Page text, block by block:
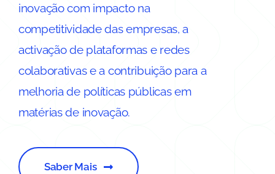
inovação com impacto na
competitividade das empresas, a
activação de plataformas e redes
colaborativas e a contribuição para a
melhoria de políticas públicas em
matérias de inovação.
Saber Mais